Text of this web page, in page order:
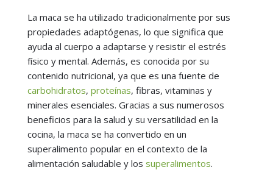
La maca se ha utilizado tradicionalmente por sus
propiedades adaptógenas, lo que significa que
ayuda al cuerpo a adaptarse y resistir el estrés
físico y mental. Además, es conocida por su
contenido nutricional, ya que es una fuente de
carbohidratos, proteínas, fibras, vitaminas y
minerales esenciales. Gracias a sus numerosos
beneficios para la salud y su versatilidad en la
cocina, la maca se ha convertido en un
superalimento popular en el contexto de la
alimentación saludable y los superalimentos.